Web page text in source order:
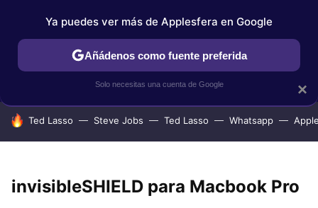
IPHONE TUTORIALES APPLESFERA SELECCIÓN
HOY SE HABLA DE
Ted Lasso Steve Jobs Ted Lasso Whatsapp
invisibleSHIELD para Macbook Pro
×
Ya puedes ver más de Applesfera en Google
Añádenos como fuente preferida
Solo necesitas una cuenta de Google